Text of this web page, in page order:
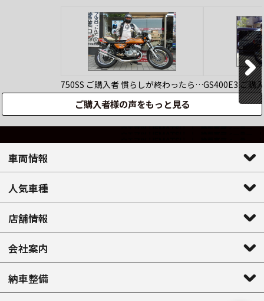
750SS ご購入者慣らしが終わったら…GS400E3ご購
ご購入者様の声をもっと見る
車両情報
人気車種
店舗情報
会社案内
納車整備